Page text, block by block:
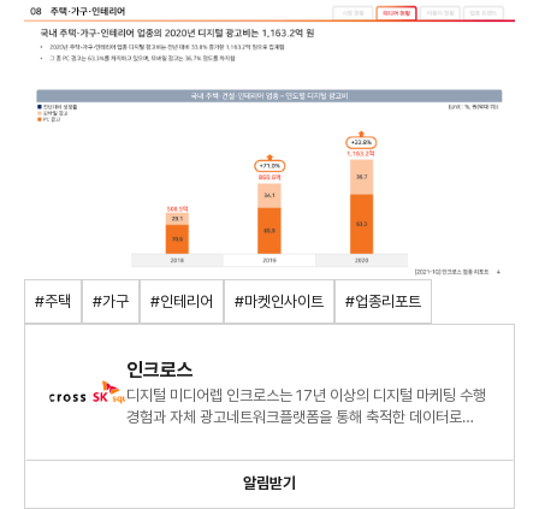
#주택 #가구 #인테리어 #마켓인사이트 #업종리포트
인크로스
디지털 미디어렙 인크로스는 17년 이상의 디지털 마케팅 수행
경험과 자체 광고네트워크플랫폼을 통해 축적한 데이터로
알림받기